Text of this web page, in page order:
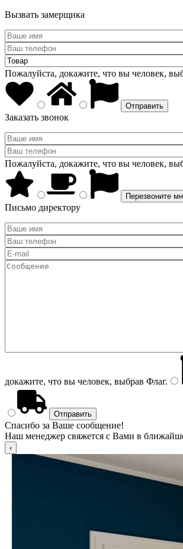
Вызвать замерщика
Пожалуйста, докажите, что вы человек,
Заказать звонок
Пожалуйста, докажите, что вы человек,
Письмо директору
докажите, что вы человек, выбрав Флаг.
Спасибо за Ваше сообщение!
Наш менеджер свяжется с Вами в